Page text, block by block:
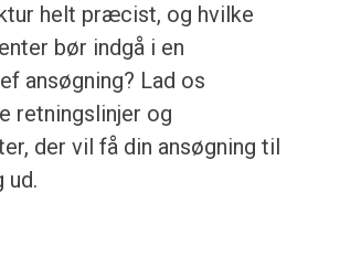
helt præcist, og hvilke
bør indgå i en
ansøgning? Lad os
retningslinjer og
der vil få din ansøgning til
ud.